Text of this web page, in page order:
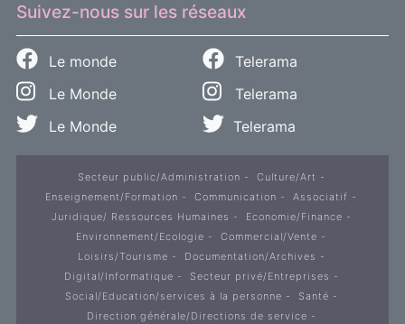
Suivez-nous sur les réseaux
Le monde
Telerama
Le Monde
Telerama
Le Monde
Telerama
Secteur public/Administration
Culture/Art
Enseignement/Formation
Communication
Associatif
Juridique/ Ressources Humaines
Economie/Finance
Environnement/Ecologie
Commercial/Vente
Loisirs/Tourisme
Documentation/Archives
Digital/Informatique
Secteur privé/Entreprises
Social/Education/services à la personne
Santé
Direction générale/Directions de service